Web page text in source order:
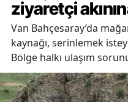
ziyaretçi
Van Bahçesaray’da
kaynağı, serinlemek
Bölge halkı ulaşım